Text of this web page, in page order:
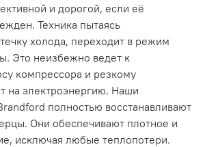
и дорогой, если её
Техника пытаясь
холода, переходит в режим
Это неизбежно ведет к
компрессора и резкому
на электроэнергию. Наши
полностью восстанавливают
Они обеспечивают плотное и
исключая любые теплопотери.